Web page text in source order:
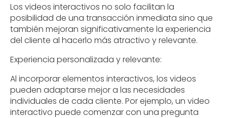
Los videos interactivos no solo facilitan la
posibilidad de una transacción inmediata sino que
también mejoran significativamente la experiencia
del cliente al hacerlo más atractivo y relevante.
Experiencia personalizada y relevante:
Al incorporar elementos interactivos, los videos
pueden adaptarse mejor a las necesidades
individuales de cada cliente. Por ejemplo, un video
interactivo puede comenzar con una pregunta